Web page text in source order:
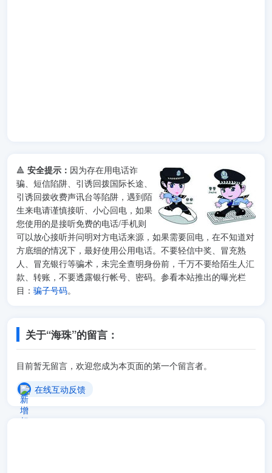
🔺 安全提示： 因为存在用电话诈
骗、短信陷阱、引诱回拨国际长途、
引诱回拨收费声讯台等陷阱，遇到陌
生来电请谨慎接听、小心回电，如果
您使用的是接听免费的电话/手机则
可以放心接听并问明对方电话来源，如果需要回电，在不知道对
方底细的情况下，最好使用公用电话。不要轻信中奖、冒充熟
人、冒充银行等骗术，未完全查明身份前，千万不要给陌生人汇
款、转账，不要透露银行帐号、密码。参看本站推出的曝光栏
目： 骗子号码。
关于“海珠”的留言：
目前暂无留言，欢迎您成为本页面的第一个留言者。
在线互动反馈